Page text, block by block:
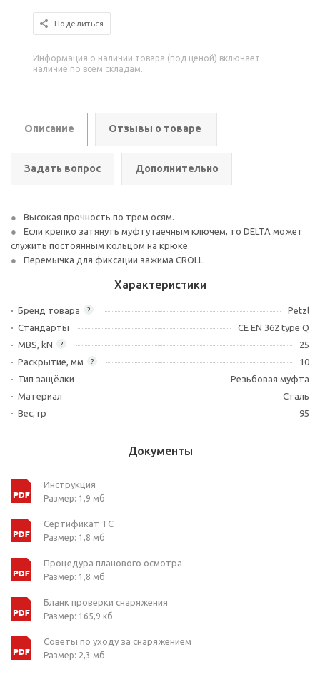
Поделиться
Информация о наличии товара (под ценой) включает
наличие по всем складам.
Описание Отзывы о товаре
Задать вопрос Дополнительно
Высокая прочность по трем осям.
Если крепко затянуть муфту гаечным ключем, то DELTA может
служить постоянным кольцом на крюке.
Перемычка для фиксации зажима CROLL
Характеристики
?
Бренд товара
Petzl
Стандарты
CE EN 362 type Q
?
MBS, kN 25
?
Раскрытие, мм
10
Тип защёлки
Резьбовая муфта
Материал
Сталь
Вес, гр
95
Документы
Инструкция
Размер: 1,9 мб
Сертификат ТС
Размер: 1,8 мб
Процедура планового осмотра
Размер: 1,8 мб
Бланк проверки снаряжения
Размер: 165,9 кб
Советы по уходу за снаряжением
Размер: 2,3 мб